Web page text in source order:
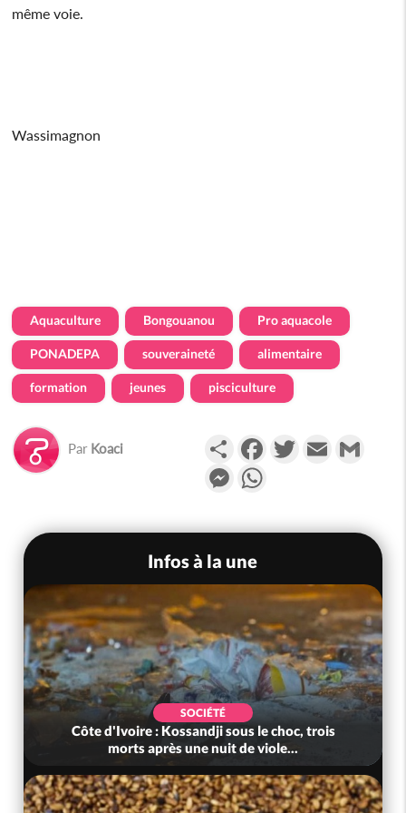
même voie.
Wassimagnon
Aquaculture Bongouanou Pro aquacole
PONADEPA souveraineté alimentaire
formation jeunes pisciculture
Par Koaci PartagerFacebookTwitterEmail
Messenger
Infos à la une
SOCIÉTÉ
Côte d'Ivoire : Kossandji sous le choc, trois
morts après une nuit de viole...